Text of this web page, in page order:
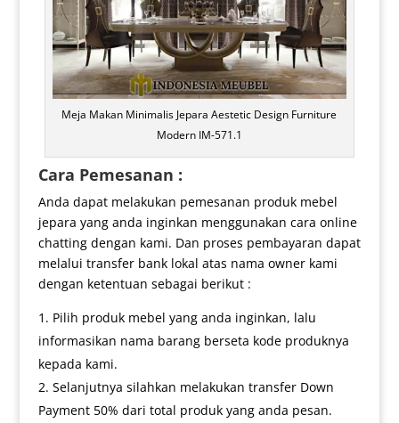
Meja Makan Minimalis Jepara Aestetic Design Furniture
Modern IM-571.1
Cara Pemesanan :
Anda dapat melakukan pemesanan produk mebel
jepara yang anda inginkan menggunakan cara online
chatting dengan kami. Dan proses pembayaran dapat
melalui transfer bank lokal atas nama owner kami
dengan ketentuan sebagai berikut :
Pilih produk mebel yang anda inginkan, lalu
informasikan nama barang berseta kode produknya
kepada kami.
Selanjutnya silahkan melakukan transfer Down
Payment 50% dari total produk yang anda pesan.